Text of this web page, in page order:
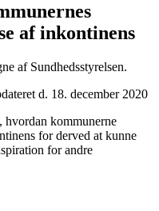
af inkontinens
af Sundhedsstyrelsen.
d. 18. december 2020
hvordan kommunerne
for derved at kunne
for andre